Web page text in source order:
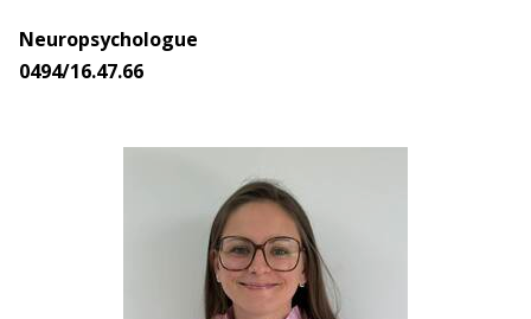
Neuropsychologue
0494/16.47.66